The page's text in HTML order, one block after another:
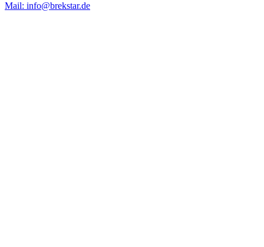
Mail: info@brekstar.de